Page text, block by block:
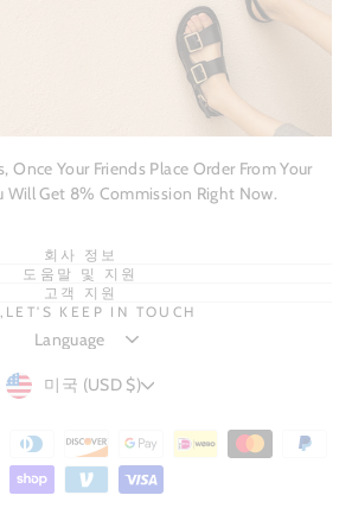
Once Your Friends Place Order From Your
Will Get 8% Commission Right Now.
회사 정보
도움말 및 지원
고객 지원
KEEP IN TOUCH
CURRENCY
미국 (USD $)